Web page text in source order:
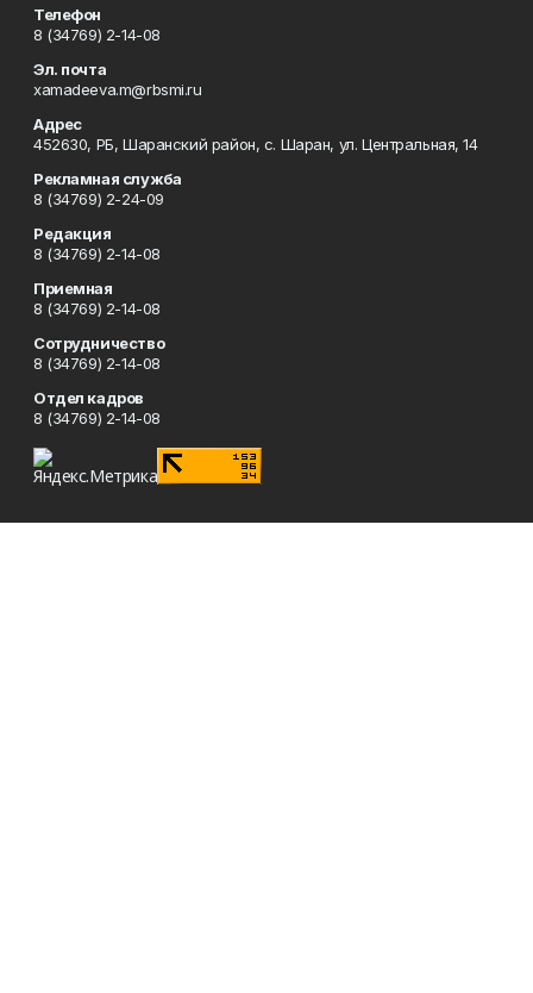
Телефон
8 (34769) 2-14-08
Эл. почта
xamadeeva.m@rbsmi.ru
Адрес
452630, РБ, Шаранский район, с. Шаран, ул. Центральная, 14
Рекламная служба
8 (34769) 2-24-09
Редакция
8 (34769) 2-14-08
Приемная
8 (34769) 2-14-08
Сотрудничество
8 (34769) 2-14-08
Отдел кадров
8 (34769) 2-14-08